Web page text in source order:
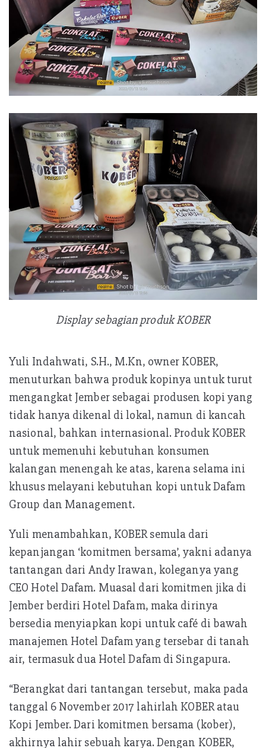
Display sebagian produk KOBER
Yuli Indahwati, S.H., M.Kn, owner KOBER,
menuturkan bahwa produk kopinya untuk turut
mengangkat Jember sebagai produsen kopi yang
tidak hanya dikenal di lokal, namun di kancah
nasional, bahkan internasional. Produk KOBER
untuk memenuhi kebutuhan konsumen
kalangan menengah ke atas, karena selama ini
khusus melayani kebutuhan kopi untuk Dafam
Group dan Management.
Yuli menambahkan, KOBER semula dari
kepanjangan ‘komitmen bersama’, yakni adanya
tantangan dari Andy Irawan, koleganya yang
CEO Hotel Dafam. Muasal dari komitmen jika di
Jember berdiri Hotel Dafam, maka dirinya
bersedia menyiapkan kopi untuk café di bawah
manajemen Hotel Dafam yang tersebar di tanah
air, termasuk dua Hotel Dafam di Singapura.
“Berangkat dari tantangan tersebut, maka pada
tanggal 6 November 2017 lahirlah KOBER atau
Kopi Jember. Dari komitmen bersama (kober),
akhirnya lahir sebuah karya. Dengan KOBER,